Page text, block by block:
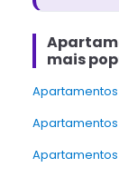
Apartamentos para alugar em bairros
mais